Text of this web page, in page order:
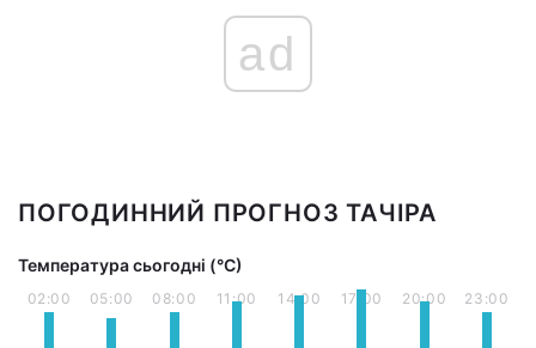
ad
ПОГОДИННИЙ ПРОГНОЗ ТАЧІРА
Температура сьогодні (°С)
02:00 05:00 08:00 11:00 14:00 17:00 20:00 23:00